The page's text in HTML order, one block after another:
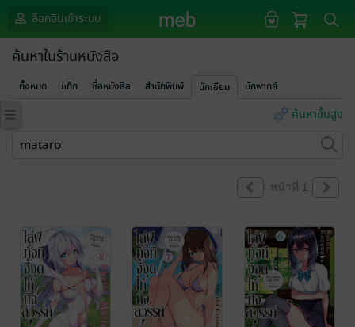
ล็อกอินเข้าระบบ
ค้นหาในร้านหนังสือ
ทั้งหมด แท็ก ชื่อหนังสือ สำนักพิมพ์ นักเขียน นักพากย์
ค้นหาขั้นสูง
หน้าที่ 1